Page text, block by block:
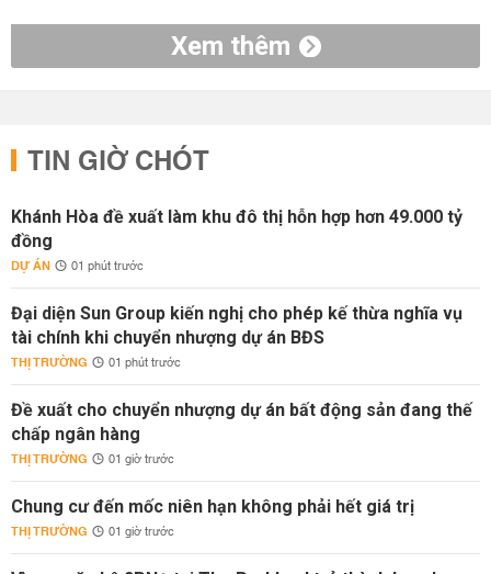
Xem thêm
TIN GIỜ CHÓT
Khánh Hòa đề xuất làm khu đô thị hỗn hợp hơn 49.000 tỷ
đồng
DỰ ÁN 01 phút trước
Đại diện Sun Group kiến nghị cho phép kế thừa nghĩa vụ
tài chính khi chuyển nhượng dự án BĐS
THỊ TRƯỜNG 01 phút trước
Đề xuất cho chuyển nhượng dự án bất động sản đang thế
chấp ngân hàng
THỊ TRƯỜNG 01 giờ trước
Chung cư đến mốc niên hạn không phải hết giá trị
THỊ TRƯỜNG 01 giờ trước